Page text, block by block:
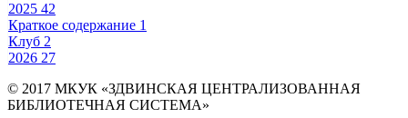
2025 42
Краткое содержание 1
Клуб 2
2026 27
© 2017 МКУК «ЗДВИНСКАЯ ЦЕНТРАЛИЗОВАННАЯ
БИБЛИОТЕЧНАЯ СИСТЕМА»